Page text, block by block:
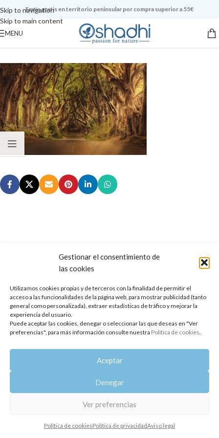
Gestionar el consentimiento de
las cookies
Utilizamos cookies propias y de terceros con la finalidad de permitir el
acceso a las funcionalidades de la página web, para mostrar publicidad (tanto
general como personalizada), extraer estadísticas de tráfico y mejorar la
experiencia del usuario.
Puede aceptar las cookies, denegar o seleccionar las que deseas en "Ver
preferencias", para más información consulte nuestra Política de cookies.
Aceptar
Denegar
Ver preferencias
Política de cookiesPolítica de privacidadAviso legal
Skip to navigation
Skip to main content
Envío gratis en territorio peninsular por compra superior a 55€
MENU
Copyright 2014-2025
Política de privacidad Aviso legal | Política de cookies